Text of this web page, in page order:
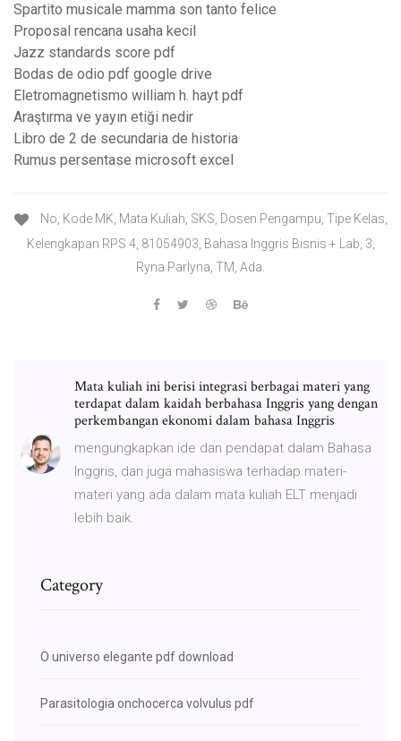
Spartito musicale mamma son tanto felice
Proposal rencana usaha kecil
Jazz standards score pdf
Bodas de odio pdf google drive
Eletromagnetismo william h. hayt pdf
Araştırma ve yayın etiği nedir
Libro de 2 de secundaria de historia
Rumus persentase microsoft excel
No, Kode MK, Mata Kuliah, SKS, Dosen Pengampu, Tipe Kelas,
Kelengkapan RPS 4, 81054903, Bahasa Inggris Bisnis + Lab, 3,
Ryna Parlyna, TM, Ada.
Mata kuliah ini berisi integrasi berbagai materi yang
terdapat dalam kaidah berbahasa Inggris yang dengan
perkembangan ekonomi dalam bahasa Inggris
mengungkapkan ide dan pendapat dalam Bahasa
Inggris, dan juga mahasiswa terhadap materi-
materi yang ada dalam mata kuliah ELT menjadi
lebih baik.
Category
O universo elegante pdf download
Parasitologia onchocerca volvulus pdf